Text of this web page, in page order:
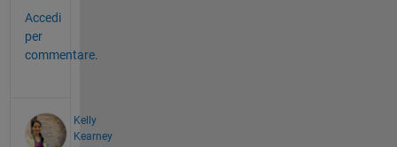
Accedi
per
commentare.
Kelly
Kearney